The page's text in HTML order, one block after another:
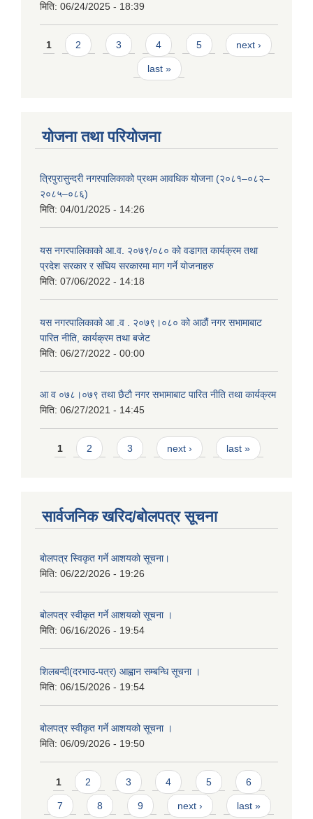
मिति: 06/24/2025 - 18:39
Pages
1 2 3 4 5 next ›
last »
योजना तथा परियोजना
त्रिपुरासुन्दरी नगरपालिकाको प्रथम आवधिक योजना (२०८१–०८२–
२०८५–०८६)
मिति: 04/01/2025 - 14:26
यस नगरपालिकाको आ.व. २०७९/०८० को वडागत कार्यक्रम तथा
प्रदेश सरकार र संघिय सरकारमा माग गर्ने याेजनाहरु
मिति: 07/06/2022 - 14:18
यस नगरपालिकाको आ‍ .व . २०७९।०८० को आठौं नगर सभामाबाट
पारित नीति, कार्यक्रम तथा बजेट
मिति: 06/27/2022 - 00:00
आ‍ व ०७८।०७९ तथा छैटाै नगर सभामाबाट पारित नीति तथा कार्यक्रम
मिति: 06/27/2021 - 14:45
Pages
1 2 3 next › last »
सार्वजनिक खरिद/बोलपत्र सूचना
बाेलपत्र स्विकृत गर्ने आशयकाे सूचना।
मिति: 06/22/2026 - 19:26
बोलपत्र स्वीकृत गर्ने आशयको सूचना ।
मिति: 06/16/2026 - 19:54
शिलबन्दी(दरभाउ-पत्र) आह्वान सम्बन्धि सूचना ।
मिति: 06/15/2026 - 19:54
बोलपत्र स्वीकृत गर्ने आशयको सूचना ।
मिति: 06/09/2026 - 19:50
Pages
1 2 3 4 5 6
7 8 9 next › last »